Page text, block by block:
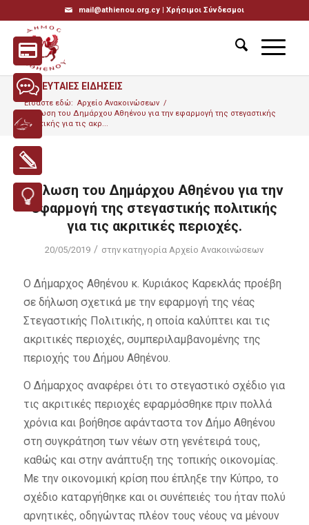
mail@athienou.org.cy | Χρήσιμοι Σύνδεσμοι
ΤΕΛΕΥΤΑΙΕΣ ΕΙΔΗΣΕΙΣ
Είσαστε εδώ: Αρχείο Ανακοινώσεων /
Δήλωση του Δημάρχου Αθηένου για την εφαρμογή της στεγαστικής
πολιτικής για τις ακρ...
Δήλωση του Δημάρχου Αθηένου για την
εφαρμογή της στεγαστικής πολιτικής
για τις ακριτικές περιοχές.
20/05/2019 / στην κατηγορίαΑρχείο Ανακοινώσεων
Ο Δήμαρχος Αθηένου κ. Κυριάκος Καρεκλάς προέβη
σε δήλωση σχετικά με την εφαρμογή της νέας
Στεγαστικής Πολιτικής, η οποία καλύπτει και τις
ακριτικές περιοχές, συμπεριλαμβανομένης της
περιοχής του Δήμου Αθηένου.
Ο Δήμαρχος αναφέρει ότι το στεγαστικό σχέδιο για
τις ακριτικές περιοχές εφαρμόσθηκε πριν πολλά
χρόνια και βοήθησε αφάνταστα τον Δήμο Αθηένου
στη συγκράτηση των νέων στη γενέτειρά τους,
καθώς και στην ανάπτυξη της τοπικής οικονομίας.
Με την οικονομική κρίση που έπληξε την Κύπρο, το
σχέδιο καταργήθηκε και οι συνέπειές του ήταν πολύ
αρνητικές, οδηγώντας πλέον τους νέους να μένουν